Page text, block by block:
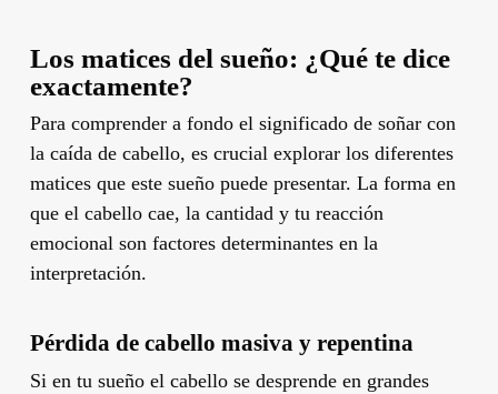
Los matices del sueño: ¿Qué te dice
exactamente?
Para comprender a fondo el significado de soñar con
la caída de cabello, es crucial explorar los diferentes
matices que este sueño puede presentar. La forma en
que el cabello cae, la cantidad y tu reacción
emocional son factores determinantes en la
interpretación.
Pérdida de cabello masiva y repentina
Si en tu sueño el cabello se desprende en grandes